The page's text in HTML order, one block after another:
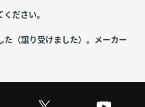
ださい。
た（譲り受けました）。メーカー